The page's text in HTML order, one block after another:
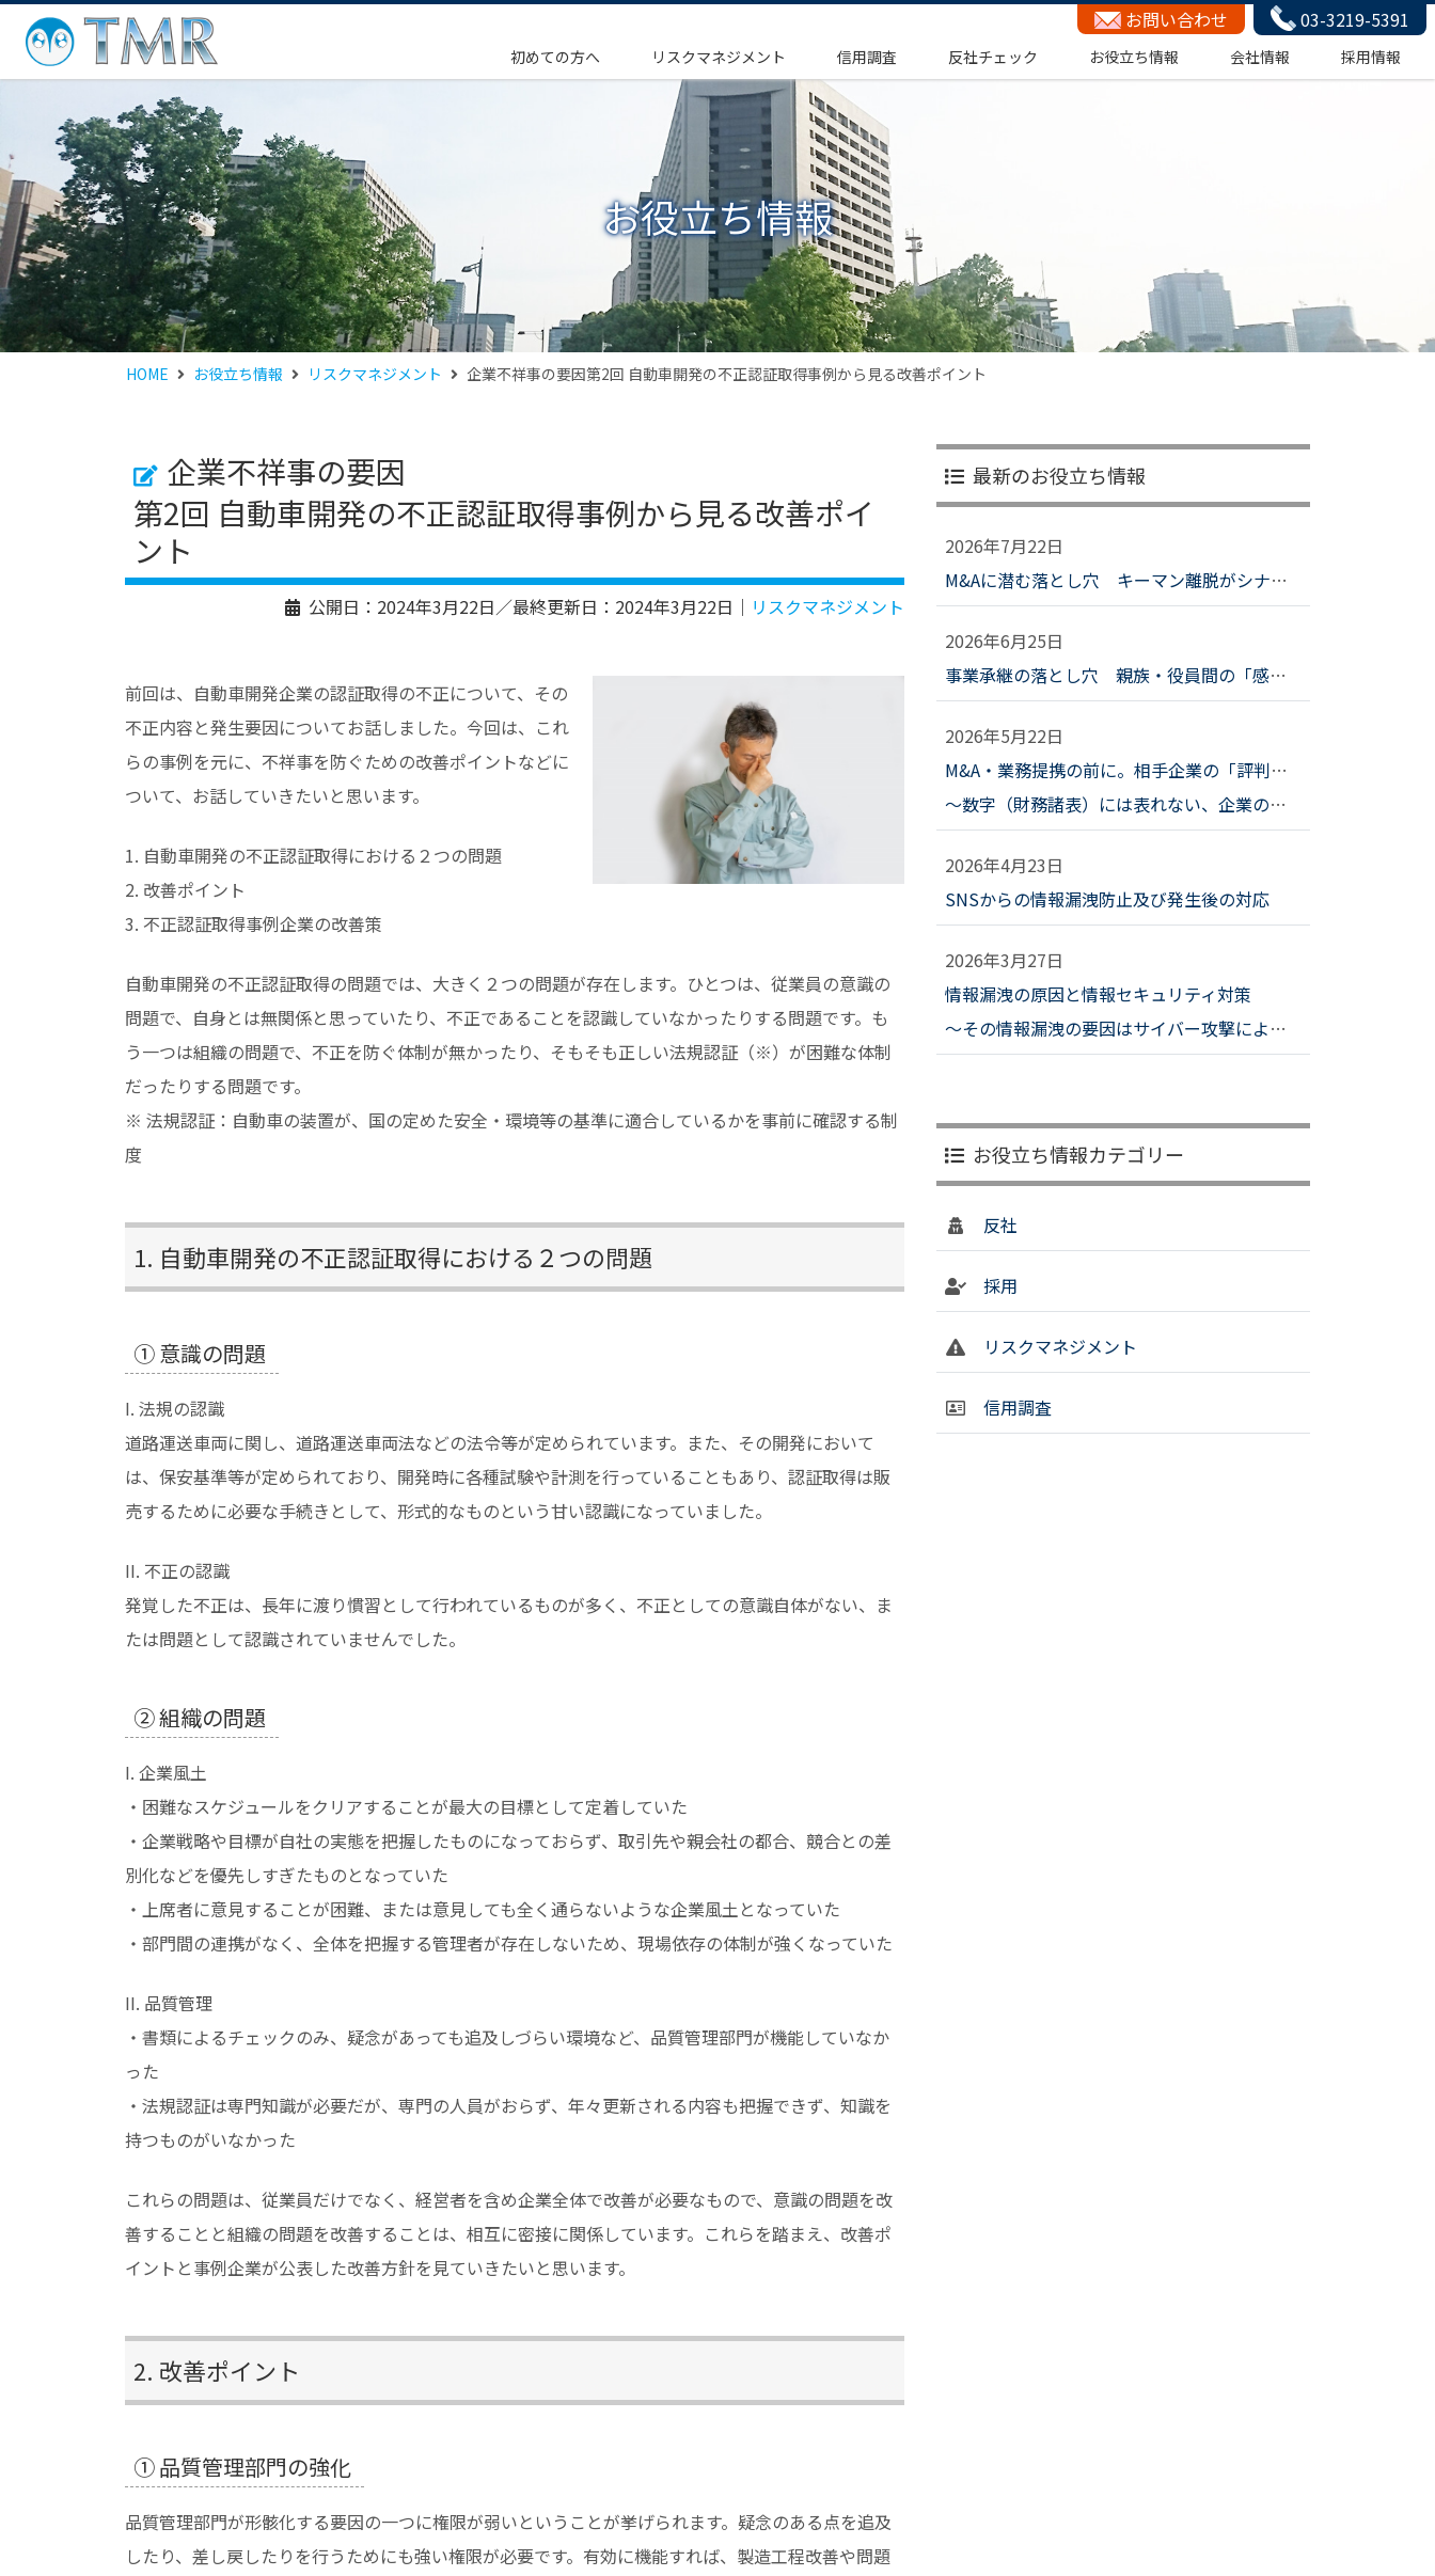
お問い合わせ 03-3219-5391
初めての方へ リスクマネジメント 信用調査 反社チェック お役立ち情報 会社情報 採用情報
お役立ち情報
HOME お役立ち情報 リスクマネジメント 企業不祥事の要因第2回 自動車開発の不正認証取得事例から見る改善ポイント
企業不祥事の要因
第2回 自動車開発の不正認証取得事例から見る改善ポイ
ント
公開日： 2024年3月22日／最終更新日： 2024年3月22日 ｜ リスクマネジメント
前回は、自動車開発企業の認証取得の不正について、その
不正内容と発生要因についてお話しました。今回は、これ
らの事例を元に、不祥事を防ぐための改善ポイントなどに
ついて、お話していきたいと思います。
1. 自動車開発の不正認証取得における２つの問題
2. 改善ポイント
3. 不正認証取得事例企業の改善策
自動車開発の不正認証取得の問題では、大きく２つの問題が存在します。ひとつは、従業員の意識の
問題で、自身とは無関係と思っていたり、不正であることを認識していなかったりする問題です。も
う一つは組織の問題で、不正を防ぐ体制が無かったり、そもそも正しい法規認証（※）が困難な体制
だったりする問題です。
※ 法規認証：自動車の装置が、国の定めた安全・環境等の基準に適合しているかを事前に確認する制
度
1. 自動車開発の不正認証取得における２つの問題
① 意識の問題
I. 法規の認識
道路運送車両に関し、道路運送車両法などの法令等が定められています。また、その開発において
は、保安基準等が定められており、開発時に各種試験や計測を行っていることもあり、認証取得は販
売するために必要な手続きとして、形式的なものという甘い認識になっていました。
II. 不正の認識
発覚した不正は、長年に渡り慣習として行われているものが多く、不正としての意識自体がない、ま
たは問題として認識されていませんでした。
② 組織の問題
I. 企業風土
・困難なスケジュールをクリアすることが最大の目標として定着していた
・企業戦略や目標が自社の実態を把握したものになっておらず、取引先や親会社の都合、競合との差
別化などを優先しすぎたものとなっていた
・上席者に意見することが困難、または意見しても全く通らないような企業風土となっていた
・部門間の連携がなく、全体を把握する管理者が存在しないため、現場依存の体制が強くなっていた
II. 品質管理
・書類によるチェックのみ、疑念があっても追及しづらい環境など、品質管理部門が機能していなか
った
・法規認証は専門知識が必要だが、専門の人員がおらず、年々更新される内容も把握できず、知識を
持つものがいなかった
これらの問題は、従業員だけでなく、経営者を含め企業全体で改善が必要なもので、意識の問題を改
善することと組織の問題を改善することは、相互に密接に関係しています。これらを踏まえ、改善ポ
イントと事例企業が公表した改善方針を見ていきたいと思います。
2. 改善ポイント
① 品質管理部門の強化
品質管理部門が形骸化する要因の一つに権限が弱いということが挙げられます。疑念のある点を追及
したり、差し戻したりを行うためにも強い権限が必要です。有効に機能すれば、製造工程改善や問題
最新のお役立ち情報
2026年7月22日
M&Aに潜む落とし穴 キーマン離脱がシナジーを崩すとき、企業はどう備えるべきか？
2026年6月25日
事業承継の落とし穴 親族・役員間の「感情的対立」を未然に防ぐための調査と対話
2026年5月22日
M&A・業務提携の前に。相手企業の「評判」と「社風」を調査する意義
～数字（財務諸表）には表れない、企業の総合力をどう探るか～
2026年4月23日
SNSからの情報漏洩防止及び発生後の対応
2026年3月27日
情報漏洩の原因と情報セキュリティ対策
～その情報漏洩の要因はサイバー攻撃によるものか～
お役立ち情報カテゴリー
反社
採用
リスクマネジメント
信用調査